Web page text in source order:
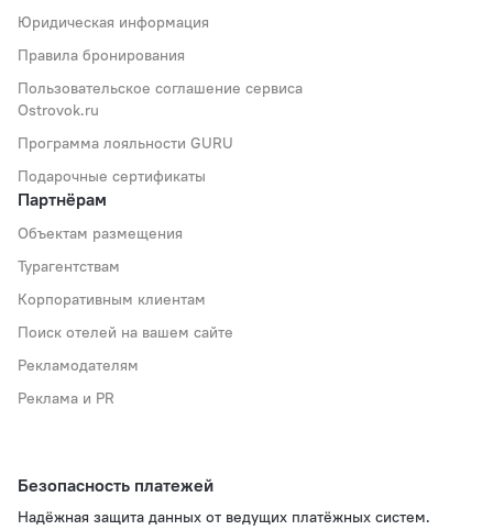
Юридическая информация
Правила бронирования
Пользовательское соглашение сервиса
Ostrovok.ru
Программа лояльности GURU
Подарочные сертификаты
Партнёрам
Объектам размещения
Турагентствам
Корпоративным клиентам
Поиск отелей на вашем сайте
Рекламодателям
Реклама и PR
Безопасность платежей
Надёжная защита данных от ведущих платёжных систем.